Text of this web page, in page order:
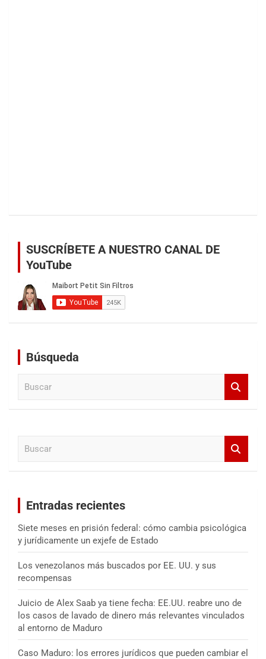
SUSCRÍBETE A NUESTRO CANAL DE
YouTube
Búsqueda
Entradas recientes
Siete meses en prisión federal: cómo cambia psicológica
y jurídicamente un exjefe de Estado
Los venezolanos más buscados por EE. UU. y sus
recompensas
Juicio de Alex Saab ya tiene fecha: EE.UU. reabre uno de
los casos de lavado de dinero más relevantes vinculados
al entorno de Maduro
Caso Maduro: los errores jurídicos que pueden cambiar el